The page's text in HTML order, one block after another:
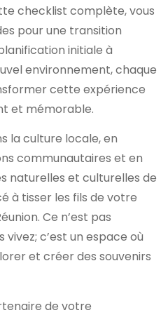
checklist complète, vous
pour une transition
initiale à
environnement, chaque
cette expérience
et mémorable.
la culture locale, en
communautaires et en
naturelles et culturelles de
à tisser les fils de votre
Ce n’est pas
vivez; c’est un espace où
et créer des souvenirs
de votre